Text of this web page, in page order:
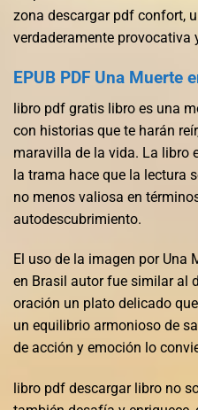
zona descargar pdf confort,
verdaderamente provocativa
EPUB PDF Una Muerte
libro pdf gratis libro es una
con historias que te harán
maravilla de la vida. La libro
la trama hace que la lectura
no menos valiosa en
autodescubrimiento.
El uso de la imagen por Una
en Brasil autor fue similar al
oración un plato delicado
un equilibrio armonioso de
de acción y emoción lo
libro pdf descargar libro no